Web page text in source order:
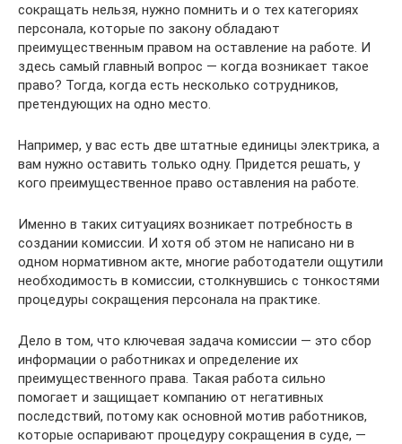
сокращать нельзя, нужно помнить и о тех категориях
персонала, которые по закону обладают
преимущественным правом на оставление на работе. И
здесь самый главный вопрос — когда возникает такое
право? Тогда, когда есть несколько сотрудников,
претендующих на одно место.
Например, у вас есть две штатные единицы электрика, а
вам нужно оставить только одну. Придется решать, у
кого преимущественное право оставления на работе.
Именно в таких ситуациях возникает потребность в
создании комиссии. И хотя об этом не написано ни в
одном нормативном акте, многие работодатели ощутили
необходимость в комиссии, столкнувшись с тонкостями
процедуры сокращения персонала на практике.
Дело в том, что ключевая задача комиссии — это сбор
информации о работниках и определение их
преимущественного права. Такая работа сильно
помогает и защищает компанию от негативных
последствий, потому как основной мотив работников,
которые оспаривают процедуру сокращения в суде, —